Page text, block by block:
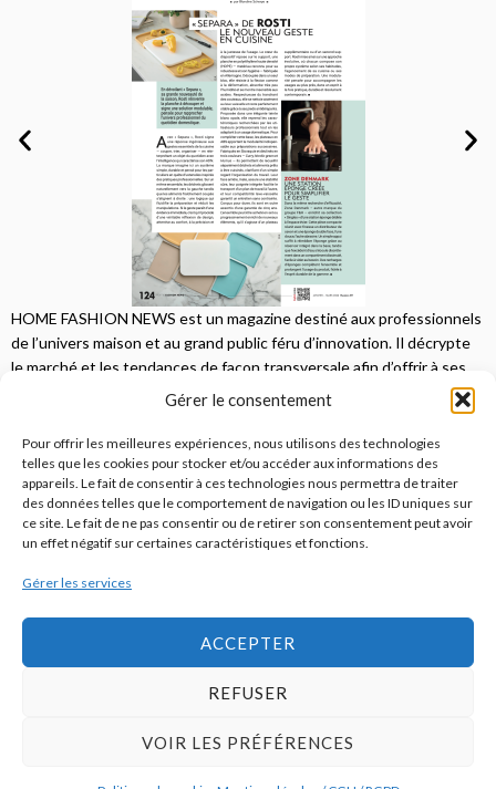
Gérer le consentement
Pour offrir les meilleures expériences, nous utilisons des technologies
telles que les cookies pour stocker et/ou accéder aux informations des
appareils. Le fait de consentir à ces technologies nous permettra de traiter
des données telles que le comportement de navigation ou les ID uniques sur
ce site. Le fait de ne pas consentir ou de retirer son consentement peut avoir
un effet négatif sur certaines caractéristiques et fonctions.
Gérer les services
ACCEPTER
REFUSER
VOIR LES PRÉFÉRENCES
HOME FASHION NEWS est un magazine destiné aux professionnels
de l’univers maison et au grand public féru d’innovation. Il décrypte
le marché et les tendances de façon transversale afin d’offrir à ses
lecteurs une vision complète.
JE M'ABONNE
© 2026Home Fashion News
Politique de cookies (UE)
Mentions légales / CGU / RGPD